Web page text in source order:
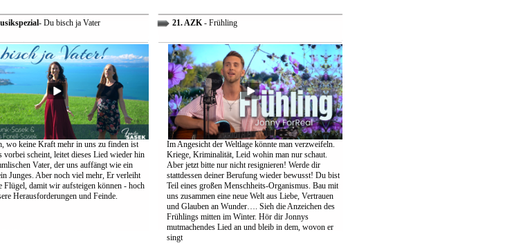
- Du bisch ja Vater
wo keine Kraft mehr in uns zu finden ist
vorbei scheint, leitet dieses Lied wieder hin
Vater, der uns auffängt wie ein
Junges. Aber noch viel mehr, Er verleiht
Flügel, damit wir aufsteigen können - hoch
Herausforderungen und Feinde.
21. AZK- Frühling
Im Angesicht der Weltlage könnte man verzweifeln.
Kriege, Kriminalität, Leid wohin man nur schaut.
Aber jetzt bitte nur nicht resignieren! Werde dir
stattdessen deiner Berufung wieder bewusst! Du bist
Teil eines großen Menschheits-Organismus. Bau mit
uns zusammen eine neue Welt aus Liebe, Vertrauen
und Glauben an Wunder…. Sieh die Anzeichen des
Frühlings mitten im Winter. Hör dir Jonnys
mutmachendes Lied an und bleib in dem, wovon er
singt